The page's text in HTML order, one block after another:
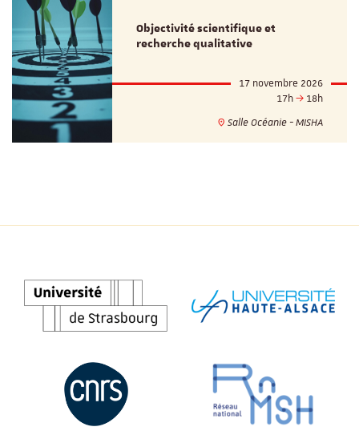
Objectivité scientifique et
recherche qualitative
17 novembre 2026
17h
18h
Salle Océanie - MISHA